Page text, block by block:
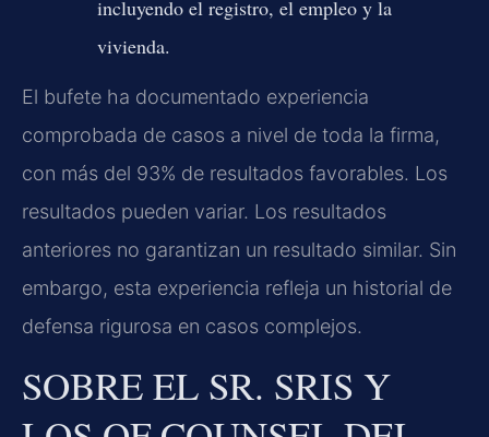
incluyendo el registro, el empleo y la
vivienda.
El bufete ha documentado experiencia
comprobada de casos a nivel de toda la firma,
con más del 93% de resultados favorables. Los
resultados pueden variar. Los resultados
anteriores no garantizan un resultado similar. Sin
embargo, esta experiencia refleja un historial de
defensa rigurosa en casos complejos.
SOBRE EL SR. SRIS Y